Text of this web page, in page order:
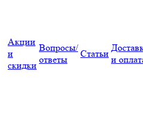
Акции
и
скидки
Вопросы/
ответы
Статьи
и